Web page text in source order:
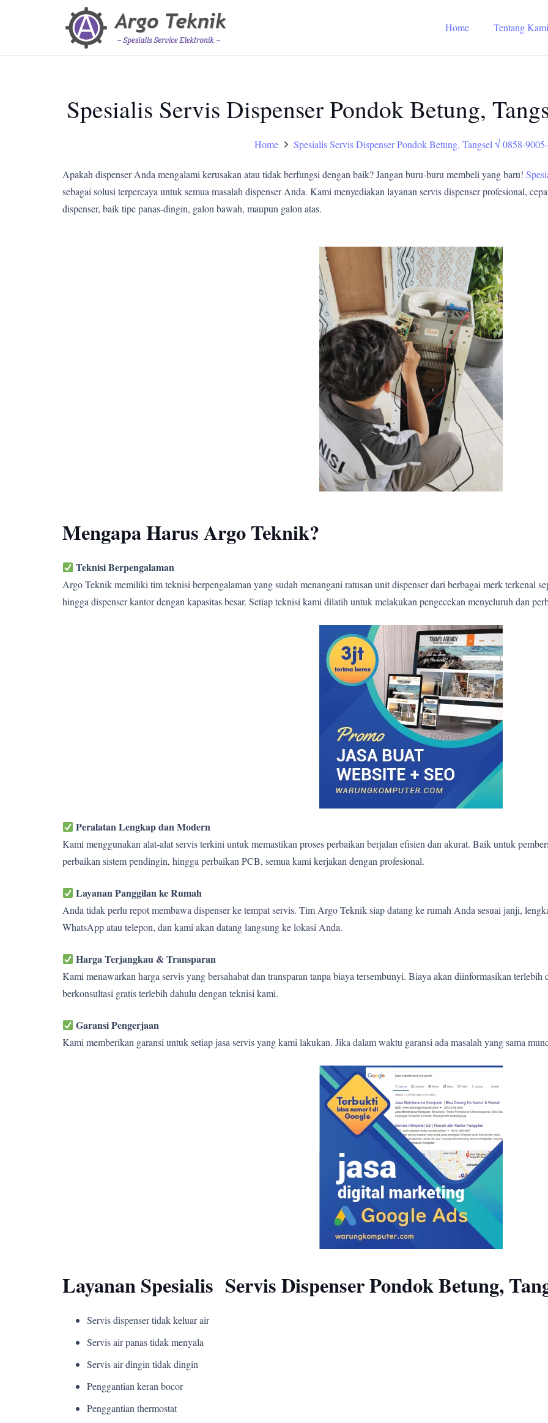
Home Tentang
Spesialis Servis Dispenser Pondok Betung,
Home Spesialis Servis Dispenser Pondok Betung, Tangsel √ 0858-
Apakah dispenser Anda mengalami kerusakan atau tidak berfungsi dengan baik? Jangan buru-buru membeli yang baru!
sebagai solusi terpercaya untuk semua masalah dispenser Anda. Kami menyediakan layanan servis dispenser profesional,
dispenser, baik tipe panas-dingin, galon bawah, maupun galon atas.
Mengapa Harus Argo Teknik?
Teknisi Berpengalaman
Argo Teknik memiliki tim teknisi berpengalaman yang sudah menangani ratusan unit dispenser dari berbagai merk terkenal
hingga dispenser kantor dengan kapasitas besar. Setiap teknisi kami dilatih untuk melakukan pengecekan menyeluruh dan
Peralatan Lengkap dan Modern
Kami menggunakan alat-alat servis terkini untuk memastikan proses perbaikan berjalan efisien dan akurat. Baik untuk
perbaikan sistem pendingin, hingga perbaikan PCB, semua kami kerjakan dengan profesional.
Layanan Panggilan ke Rumah
Anda tidak perlu repot membawa dispenser ke tempat servis. Tim Argo Teknik siap datang ke rumah Anda sesuai janji,
WhatsApp atau telepon, dan kami akan datang langsung ke lokasi Anda.
Harga Terjangkau & Transparan
Kami menawarkan harga servis yang bersahabat dan transparan tanpa biaya tersembunyi. Biaya akan diinformasikan
berkonsultasi gratis terlebih dahulu dengan teknisi kami.
Garansi Pengerjaan
Kami memberikan garansi untuk setiap jasa servis yang kami lakukan. Jika dalam waktu garansi ada masalah yang sama
Layanan Spesialis Servis Dispenser Pondok Betung,
Servis dispenser tidak keluar air
Servis air panas tidak menyala
Servis air dingin tidak dingin
Penggantian keran bocor
Penggantian thermostat